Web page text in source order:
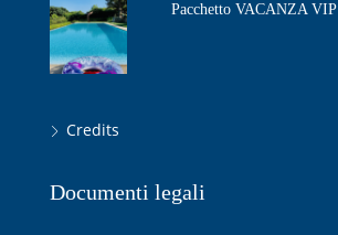
Pacchetto VACANZA VIP
Credits
Documenti legali